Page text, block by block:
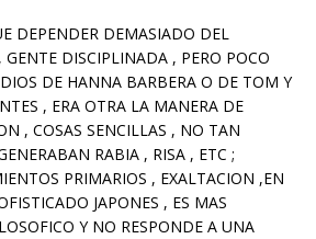
DEPENDER DEMASIADO DEL
GENTE DISCIPLINADA , PERO POCO
DE HANNA BARBERA O DE TOM Y
, ERA OTRA LA MANERA DE
, COSAS SENCILLAS , NO TAN
RABIA , RISA , ETC ;
PRIMARIOS , EXALTACION ,EN
JAPONES , ES MAS
Y NO RESPONDE A UNA